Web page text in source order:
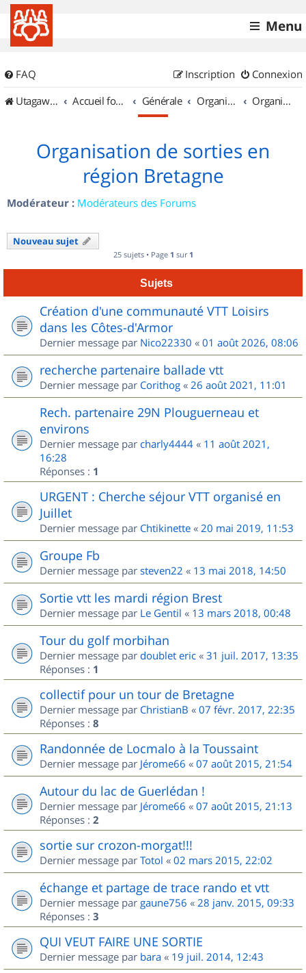
Menu
FAQ Connexion
Inscription
UtagawaVTT (Randos VTT et VTTAE avec traces GPS)
Accueil forum Générale Organisation de sorties & Recherche de partenaires Organisation de sorties en région Bretagne
Organisation de sorties en
région Bretagne
Modérateur : Modérateurs des Forums
Nouveau sujet
25 sujets • Page 1 sur 1
Sujets
Création d'une communauté VTT Loisirs
dans les Côtes-d'Armor
Dernier message par Nico22330 « 01 août 2026, 08:06
recherche partenaire ballade vtt
Dernier message par Corithog « 26 août 2021, 11:01
Rech. partenaire 29N Plouguerneau et
environs
Dernier message par charly4444 « 11 août 2021,
16:28
Réponses : 1
URGENT : Cherche séjour VTT organisé en
Juillet
Dernier message par Chtikinette « 20 mai 2019, 11:53
Groupe Fb
Dernier message par steven22 « 13 mai 2018, 14:50
Sortie vtt les mardi région Brest
Dernier message par Le Gentil « 13 mars 2018, 00:48
Tour du golf morbihan
Dernier message par doublet eric « 31 juil. 2017, 13:35
Réponses : 1
collectif pour un tour de Bretagne
Dernier message par ChristianB « 07 févr. 2017, 22:35
Réponses : 8
Randonnée de Locmalo à la Toussaint
Dernier message par Jérome66 « 07 août 2015, 21:54
Autour du lac de Guerlédan !
Dernier message par Jérome66 « 07 août 2015, 21:13
Réponses : 2
sortie sur crozon-morgat!!!
Dernier message par Totol « 02 mars 2015, 22:02
échange et partage de trace rando et vtt
Dernier message par gaune756 « 28 janv. 2015, 09:33
Réponses : 3
QUI VEUT FAIRE UNE SORTIE
Dernier message par bara « 19 juil. 2014, 12:43